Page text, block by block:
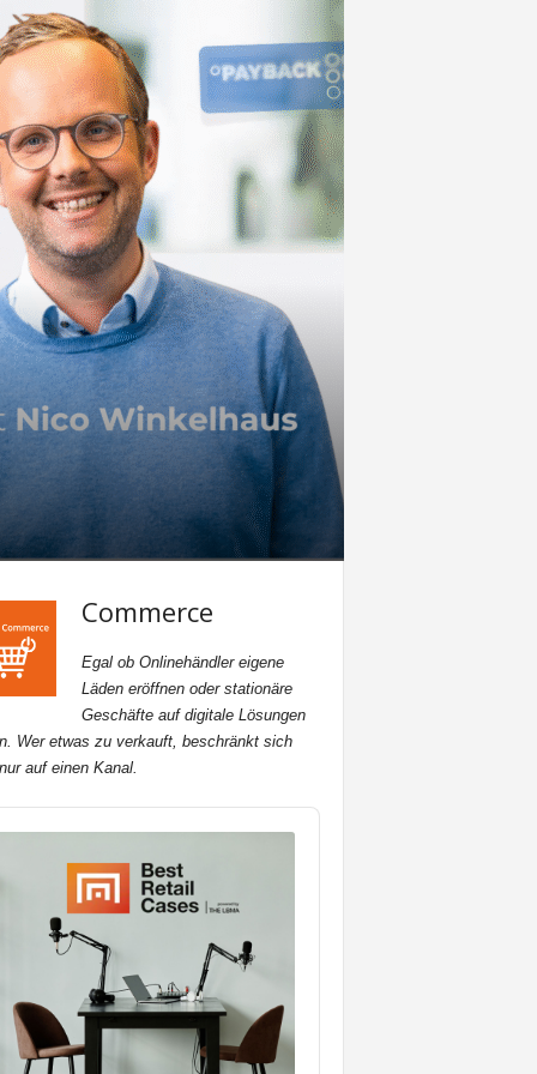
Commerce
Egal ob Onlinehändler eigene
Läden eröffnen oder stationäre
Geschäfte auf digitale Lösungen
Wer etwas zu verkauft, beschränkt sich
auf einen Kanal.